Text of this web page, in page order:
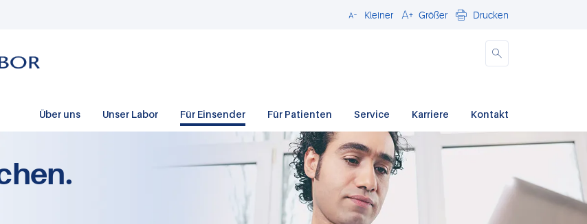
Schließen
Kleiner Größer Drucken
Über uns Unser Labor Für Einsender Für Patienten Service Karriere Kontakt